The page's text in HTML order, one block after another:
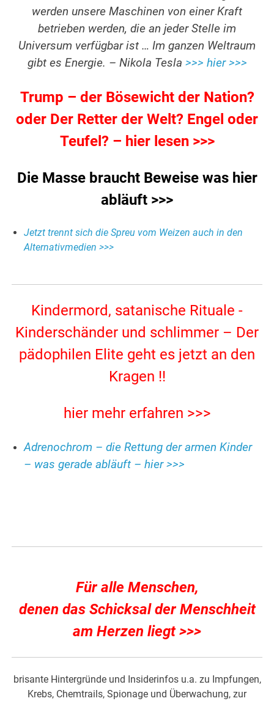
werden unsere Maschinen von einer Kraft
betrieben werden, die an jeder Stelle im
Universum verfügbar ist … Im ganzen Weltraum
gibt es Energie. – Nikola Tesla >>> hier >>>
Trump – der Bösewicht der Nation?
oder Der Retter der Welt? Engel oder
Teufel? – hier lesen >>>
Die Masse braucht Beweise was hier
abläuft >>>
Jetzt trennt sich die Spreu vom Weizen auch in den
Alternativmedien >>>
Kindermord, satanische Rituale -
Kinderschänder und schlimmer – Der
pädophilen Elite geht es jetzt an den
Kragen !!
hier mehr erfahren >>>
Adrenochrom – die Rettung der armen Kinder
– was gerade abläuft – hier >>>
Für alle Menschen,
denen das Schicksal der Menschheit
am Herzen liegt >>>
brisante Hintergründe und Insiderinfos u.a. zu Impfungen,
Krebs, Chemtrails, Spionage und Überwachung, zur